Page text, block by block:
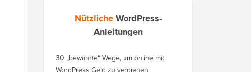
NützlicheWordPress-
Anleitungen
30 „bewährte“ Wege, um online mit
WordPress Geld zu verdienen